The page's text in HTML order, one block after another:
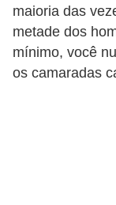
maioria das
metade dos
mínimo, você
os camaradas
p
o
r
t